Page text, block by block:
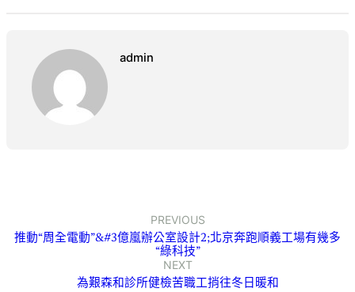
admin
PREVIOUS
推動“周全電動”&#3億嵐辦公室設計2;北京奔跑順義工場有幾多
“綠科技”
NEXT
為艱森和診所健檢苦職工捎往冬日暖和